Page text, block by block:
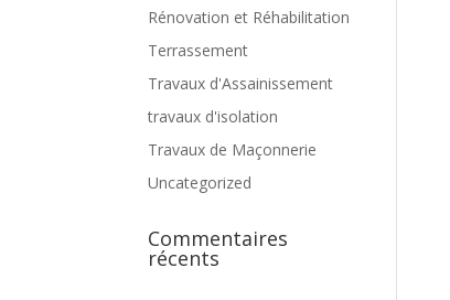
Rénovation et Réhabilitation
Terrassement
Travaux d'Assainissement
travaux d'isolation
Travaux de Maçonnerie
Uncategorized
Commentaires
récents